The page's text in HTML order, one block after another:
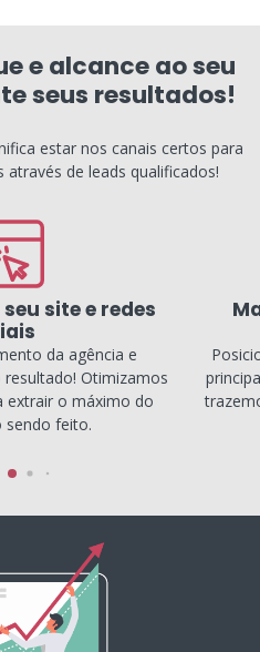
e alcance ao seu
seus resultados!
estar nos canais certos para
através de leads qualificados!
site e redes
da agência e
Otimizamos
extrair o máximo do
sendo feito.